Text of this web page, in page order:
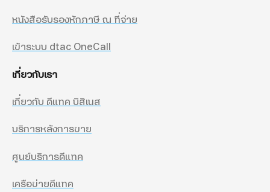
หนังสือรับรองหักภาษี ณ ที่จ่าย
เข้าระบบ dtac OneCall
เกี่ยวกับเรา
เกี่ยวกับ ดีแทค บิสิเนส
บริการหลังการขาย
ศูนย์บริการดีแทค
เครือข่ายดีแทค